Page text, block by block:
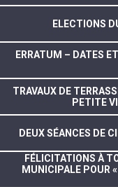
ELECTIONS
ERRATUM – DATES
TRAVAUX DE
PETITE
DEUX SÉANCES DE
FÉLICITATIONS À
MUNICIPALE POUR